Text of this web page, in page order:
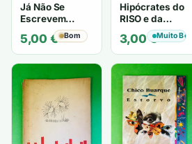
Já Não Se
Escrevem
Cartas de Amor
- Mário
Zambujal
5,00 € Bom
Hipócrates do
RISO e da
LOUCURA
3,00€Muito Bom